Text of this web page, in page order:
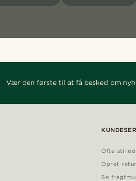
Vær den første til at få besked om
Ofte
Opret
Se